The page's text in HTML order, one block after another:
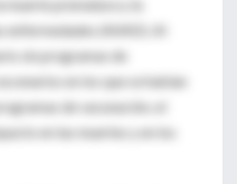
prematura y la
enfermedades (AVAD). Al
sin programas de
en los que se habían
de vacunación, el
en las muertes y en los